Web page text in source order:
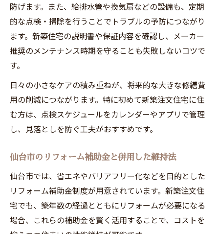
新築注文住宅に重要な定期点検のポイント
仙台市リフォーム補助金の活用時期と注意
点
住まいの資産価値を守る長期メンテナンス
リホープ 仙台若林利用者のメンテナンス体
験談
安心を保つための記録管理と習慣づくり
新築注文住宅の快適さを保つ点検チェック
建売 おしゃれ住宅オーナーが実践する習慣
仙台市での気候に合った日常メンテナンス
法
住宅の省エネ性能を維持する日々の工夫
防げます。また、給排水管や換気扇などの設備も、定期
的な点検・掃除を行うことでトラブルの予防につながり
ます。新築住宅の説明書や保証内容を確認し、メーカー
推奨のメンテナンス時期を守ることも失敗しないコツで
す。
日々の小さなケアの積み重ねが、将来的な大きな修繕費
用の削減につながります。特に初めて新築注文住宅に住
む方は、点検スケジュールをカレンダーやアプリで管理
し、見落としを防ぐ工夫がおすすめです。
仙台市のリフォーム補助金と併用した維持法
仙台市では、省エネやバリアフリー化などを目的とした
リフォーム補助金制度が用意されています。新築注文住
宅でも、築年数の経過とともにリフォームが必要になる
場合、これらの補助金を賢く活用することで、コストを